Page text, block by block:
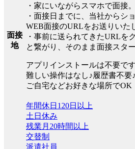
面接
地
・家にいながらスマホで面接。
・面接日までに、当社からシ
WEB面接のURLをお送りいた
・事前に送られてきたURLを
と繋がり、そのまま面接スタ
アプリインストールは不要です
難しい操作はなし♪履歴書不要♪
ご自宅などお好きな場所でOK
年間休日120日以上
土日休み
残業月20時間以上
交替制
派遣社員